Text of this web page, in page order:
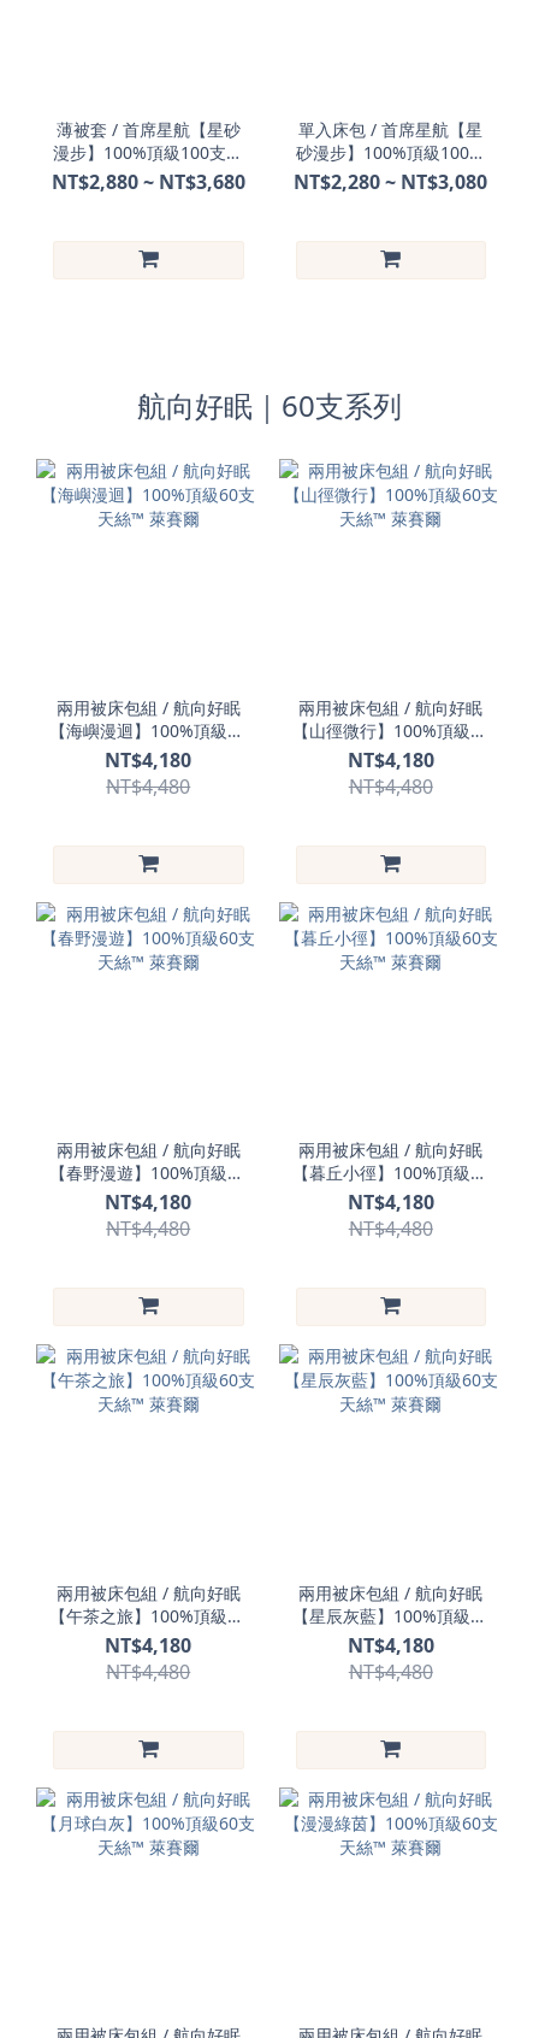
薄被套 / 首席星航【星砂
漫步】100%頂級100支天
絲™ 萊賽爾
NT$2,880 ~ NT$3,680
單入床包 / 首席星航【星
砂漫步】100%頂級100支
天絲™ 萊賽爾
NT$2,280 ~ NT$3,080
航向好眠｜60支系列
兩用被床包組 / 航向好眠
【海嶼漫迴】100%頂級60
支天絲™ 萊賽爾
NT$4,180
NT$4,480
兩用被床包組 / 航向好眠
【山徑微行】100%頂級60
支天絲™ 萊賽爾
NT$4,180
NT$4,480
兩用被床包組 / 航向好眠
【春野漫遊】100%頂級60
支天絲™ 萊賽爾
NT$4,180
NT$4,480
兩用被床包組 / 航向好眠
【暮丘小徑】100%頂級60
支天絲™ 萊賽爾
NT$4,180
NT$4,480
兩用被床包組 / 航向好眠
【午茶之旅】100%頂級60
支天絲™ 萊賽爾
NT$4,180
NT$4,480
兩用被床包組 / 航向好眠
【星辰灰藍】100%頂級60
支天絲™ 萊賽爾
NT$4,180
NT$4,480